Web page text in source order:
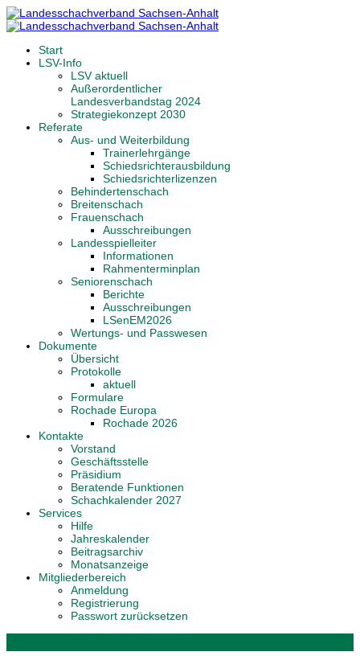
Start
LSV-Info
LSV aktuell
Außerordentlicher
Landesverbandstag 2024
Strategiekonzept 2030
Referate
Aus- und Weiterbildung
Trainerlehrgänge
Schiedsrichterausbildung
Schiedsrichterlizenzen
Behindertenschach
Breitenschach
Frauenschach
Ausschreibungen
Landesspielleiter
Informationen
Rahmenterminplan
Seniorenschach
Berichte
Ausschreibungen
LSenEM2026
Wertungs- und Passwesen
Dokumente
Übersicht
Protokolle
aktuell
Formulare
Rochade Europa
Rochade 2026
Kontakte
Vorstand
Geschäftsstelle
Präsidium
Beratende Funktionen
Schachkalender 2027
Services
Hilfe
Jahreskalender
Beitragsarchiv
Monatsanzeige
Mitgliederbereich
Anmeldung
Registrierung
Passwort zurücksetzen